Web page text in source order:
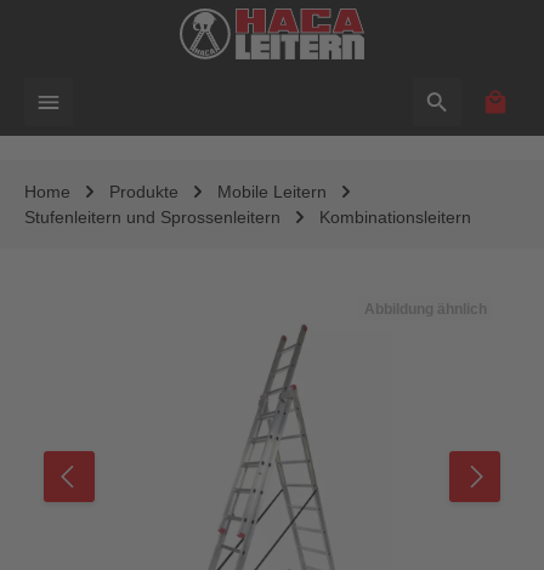
Home Produkte
Mobile Leitern
Stufenleitern und Sprossenleitern
Kombinationsleitern
Abbildung ähnlich